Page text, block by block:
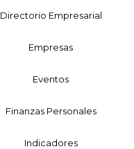
Directorio Empresarial
Empresas
Eventos
Finanzas Personales
Indicadores